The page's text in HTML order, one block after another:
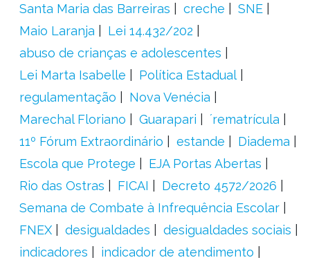
Santa Maria das Barreiras
creche
SNE
Maio Laranja
Lei 14.432/202
abuso de crianças e adolescentes
Lei Marta Isabelle
Política Estadual
regulamentação
Nova Venécia
Marechal Floriano
Guarapari
´rematrícula
11º Fórum Extraordinário
estande
Diadema
Escola que Protege
EJA Portas Abertas
Rio das Ostras
FICAI
Decreto 4572/2026
Semana de Combate à Infrequência Escolar
FNEX
desigualdades
desigualdades sociais
indicadores
indicador de atendimento